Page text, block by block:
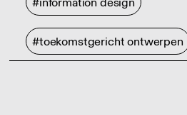
#toekomstgericht ontwerpen